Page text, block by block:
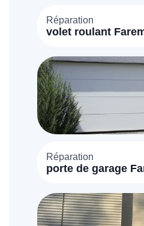
Réparation
volet roulant
Réparation
porte de garage